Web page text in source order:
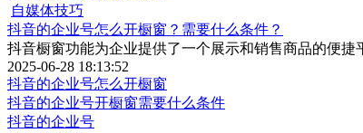
自媒体技巧
抖音的企业号怎么开橱窗？需要什么条件？
抖音橱窗功能为企业提供了一个展示和销售商品的便捷
2025-06-28 18:13:52
抖音的企业号怎么开橱窗
抖音的企业号开橱窗需要什么条件
抖音的企业号